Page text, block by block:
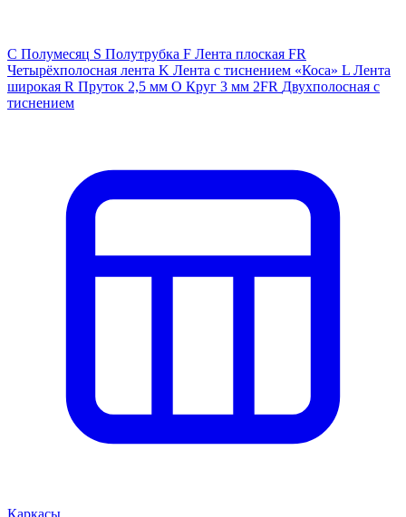
C Полумесяц S Полутрубка F Лента плоская FR
Четырёхполосная лента K Лента с тиснением «Коса» L Лента
широкая R Пруток 2,5 мм O Круг 3 мм 2FR Двухполосная с
тиснением
Каркасы